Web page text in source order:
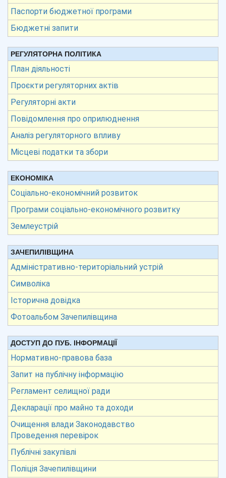
Паспорти бюджетної програми
Бюджетні запити
РЕГУЛЯТОРНА ПОЛІТИКА
План діяльності
Проєкти регуляторних актів
Регуляторні акти
Повідомлення про оприлюднення
Аналіз регуляторного впливу
Місцеві податки та збори
ЕКОНОМІКА
Соціально-економічний розвиток
Програми соціально-економічного розвитку
Землеустрій
ЗАЧЕПИЛІВЩИНА
Адміністративно-територіальний устрій
Символіка
Історична довідка
Фотоальбом Зачепилівщина
ДОСТУП ДО ПУБ. ІНФОРМАЦІЇ
Нормативно-правова база
Запит на публічну інформацію
Регламент селищної ради
Декларації про майно та доходи
Очищення влади Законодавство
Проведення перевірок
Публічні закупівлі
Поліція Зачепилівщини